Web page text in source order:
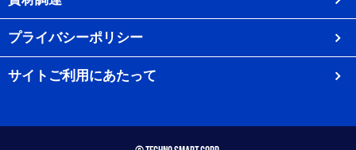
プライバシーポリシー
サイトご利用にあたって